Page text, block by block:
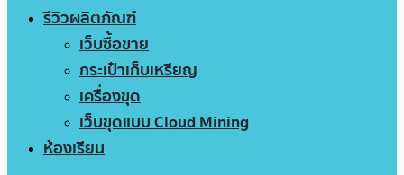
รีวิวผลิตภัณฑ์
เว็บซื้อขาย
กระเป๋าเก็บเหรียญ
เครื่องขุด
เว็บขุดแบบ Cloud Mining
ห้องเรียน